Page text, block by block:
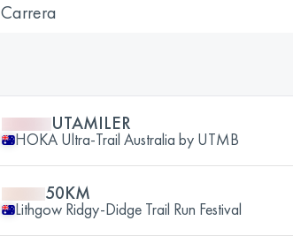
Carrera
UTAMILER
HOKA Ultra-Trail Australia by UTMB
50KM
Lithgow Ridgy-Didge Trail Run Festival